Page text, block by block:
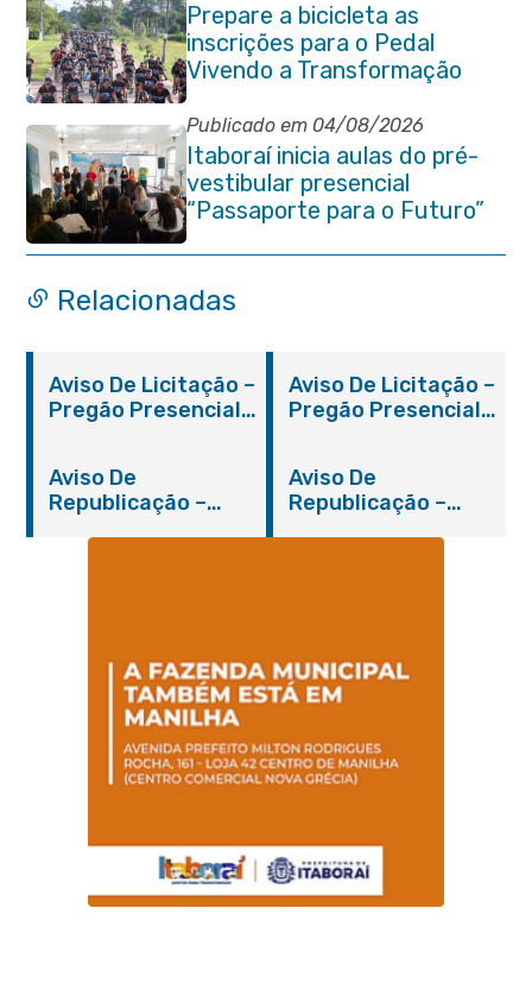
Prepare a bicicleta as
inscrições para o Pedal
Vivendo a Transformação
estão abertas em Itaboraí
Publicado em 04/08/2026
Itaboraí inicia aulas do pré-
vestibular presencial
“Passaporte para o Futuro”
Relacionadas
Aviso De Licitação –
Pregão Presencial
Aviso De Licitação –
Pregão Presencial
Aviso De
Republicação –
Aviso De
Republicação –